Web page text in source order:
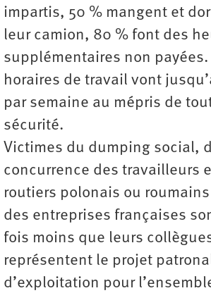
impartis, 50 % mangent et
leur camion, 80 % font des
supplémentaires non payées.
horaires de travail vont
par semaine au mépris de
sécurité.
Victimes du dumping social,
concurrence des travailleurs
routiers polonais ou
des entreprises françaises
fois moins que leurs
représentent le projet
d’exploitation pour